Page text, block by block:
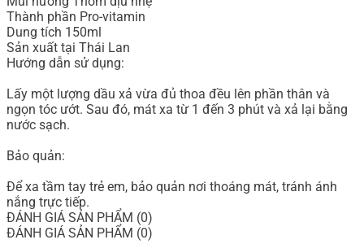
Thành phần Pro-vitamin
Dung tích 150ml
Sản xuất tại Thái Lan
Hướng dẫn sử dụng:
Lấy một lượng dầu xả vừa đủ thoa đều lên phần thân và
ngọn tóc ướt. Sau đó, mát xa từ 1 đến 3 phút và xả lại bằng
nước sạch.
Bảo quản:
Để xa tầm tay trẻ em, bảo quản nơi thoáng mát, tránh ánh
nắng trực tiếp.
ĐÁNH GIÁ SẢN PHẨM (0)
ĐÁNH GIÁ SẢN PHẨM (0)